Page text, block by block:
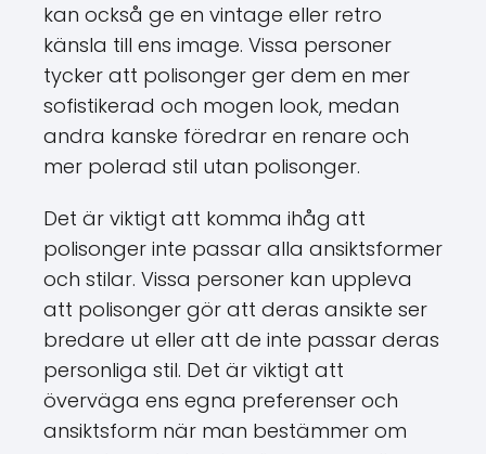
kan också ge en vintage eller retro
känsla till ens image. Vissa personer
tycker att polisonger ger dem en mer
sofistikerad och mogen look, medan
andra kanske föredrar en renare och
mer polerad stil utan polisonger.
Det är viktigt att komma ihåg att
polisonger inte passar alla ansiktsformer
och stilar. Vissa personer kan uppleva
att polisonger gör att deras ansikte ser
bredare ut eller att de inte passar deras
personliga stil. Det är viktigt att
överväga ens egna preferenser och
ansiktsform när man bestämmer om